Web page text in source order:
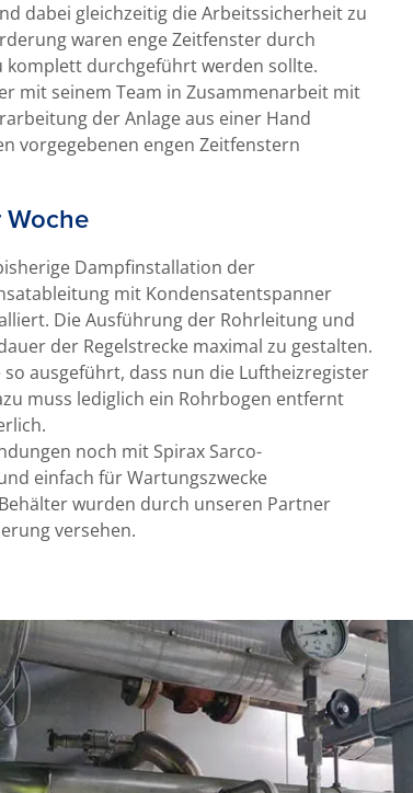
dabei gleichzeitig die Arbeitssicherheit zu
waren enge Zeitfenster durch
komplett durchgeführt werden sollte.
mit seinem Team in Zusammenarbeit mit
der Anlage aus einer Hand
vorgegebenen engen Zeitfenstern
Dampfinstallation der
mit Kondensatentspanner
Die Ausführung der Rohrleitung und
der Regelstrecke maximal zu gestalten.
ausgeführt, dass nun die Luftheizregister
muss lediglich ein Rohrbogen entfernt
noch mit Spirax Sarco-
einfach für Wartungszwecke
wurden durch unseren Partner
versehen.